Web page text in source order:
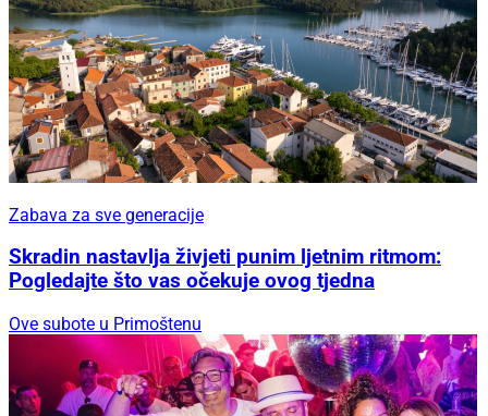
Zabava za sve generacije
Skradin nastavlja živjeti punim ljetnim ritmom:
Pogledajte što vas očekuje ovog tjedna
Ove subote u Primoštenu